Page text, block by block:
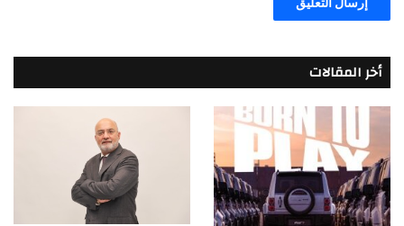
أخر المقالات